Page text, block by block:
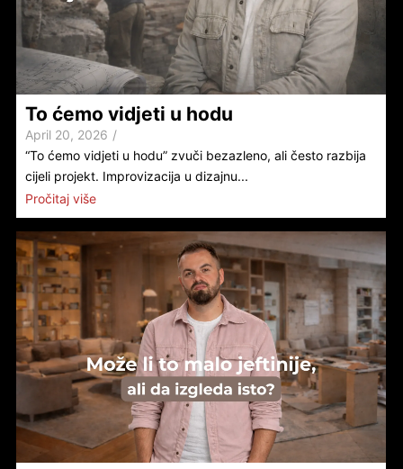
To ćemo vidjeti u hodu
April 20, 2026 /
“To ćemo vidjeti u hodu” zvuči bezazleno, ali često razbija
cijeli projekt. Improvizacija u dizajnu...
Pročitaj više